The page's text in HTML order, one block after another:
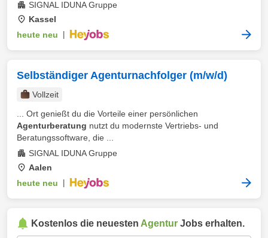
SIGNAL IDUNA Gruppe
Kassel
heute neu
Selbständiger Agenturnachfolger (m/w/d)
Vollzeit
... Ort genießt du die Vorteile einer persönlichen
Agenturberatung nutzt du modernste Vertriebs- und
Beratungssoftware, die ...
SIGNAL IDUNA Gruppe
Aalen
heute neu
Kostenlos die neuesten Agentur Jobs erhalten.